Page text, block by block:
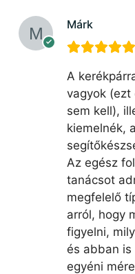
Márk
A
vagyok (ezt
sem kell),
kiemelnék,
Az egész
tanácsot
megfelelő
arról, hogy
figyelni,
és abban is
egyéni